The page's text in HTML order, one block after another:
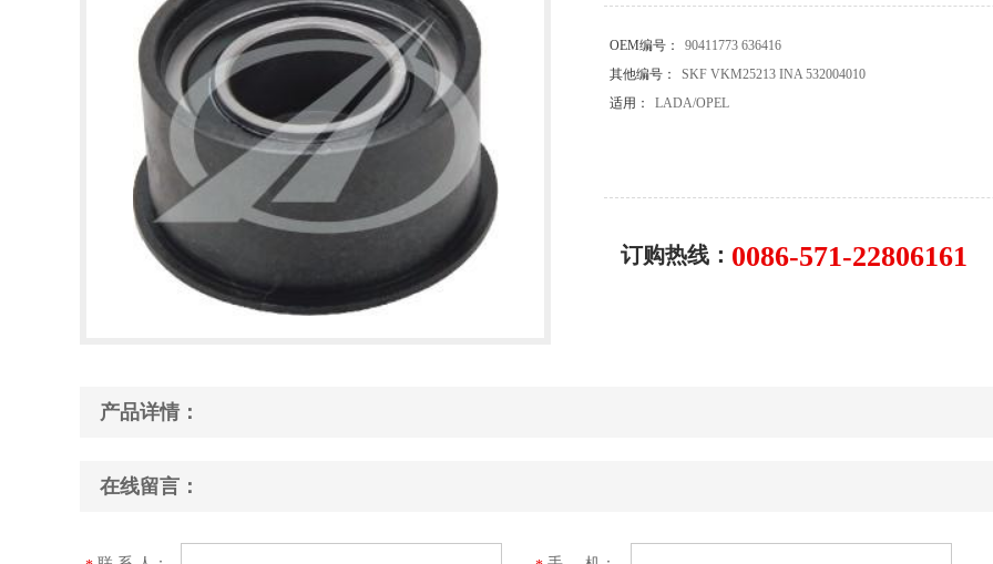
OEM编号：
90411773 636416
其他编号：
SKF VKM25213 INA 532004010
适用：
LADA/OPEL
订购热线： 0086-571-22806161
产品详情：
在线留言：